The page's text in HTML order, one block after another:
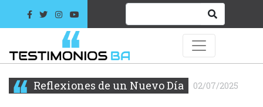
Reflexiones de un Nuevo Día 02/07/2025